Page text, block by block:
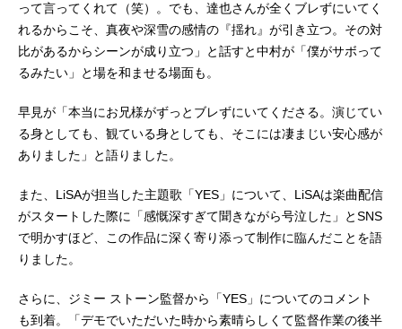
って言ってくれて（笑）。でも、達也さんが全くブレずにいてく
れるからこそ、真夜や深雪の感情の『揺れ』が引き立つ。その対
比があるからシーンが成り立つ」と話すと中村が「僕がサボって
るみたい」と場を和ませる場面も。
早見が「本当にお兄様がずっとブレずにいてくださる。演じてい
る身としても、観ている身としても、そこには凄まじい安心感が
ありました」と語りました。
また、LiSAが担当した主題歌「YES」について、LiSAは楽曲配信
がスタートした際に「感慨深すぎて聞きながら号泣した」とSNS
で明かすほど、この作品に深く寄り添って制作に臨んだことを語
りました。
さらに、ジミー ストーン監督から「YES」についてのコメント
も到着。「デモでいただいた時から素晴らしくて監督作業の後半